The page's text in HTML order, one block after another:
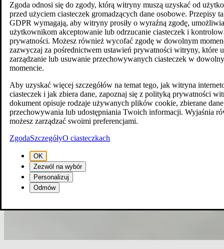
Zgoda odnosi się do zgody, którą witryny muszą uzyskać od
przed użyciem ciasteczek gromadzących dane osobowe. Przepisy
GDPR wymagają, aby witryny prosiły o wyraźną zgodę,
użytkownikom akceptowanie lub odrzucanie ciasteczek i
prywatności. Możesz również wycofać zgodę w dowolnym
zazwyczaj za pośrednictwem ustawień prywatności witryny, które
zarządzanie lub usuwanie przechowywanych ciasteczek w
momencie.
Aby uzyskać więcej szczegółów na temat tego, jak witryna
ciasteczek i jak zbiera dane, zapoznaj się z polityką prywatności
dokument opisuje rodzaje używanych plików cookie, zbierane
przechowywania lub udostępniania Twoich informacji. Wyjaśnia
możesz zarządzać swoimi preferencjami.
ZgodaSzczegółyO ciasteczkach
OK
Zezwól na wybór
Personalizuj
Odmów